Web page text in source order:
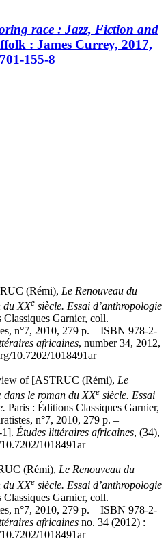
race : Jazz, Fiction and
: James Currey, 2017,
155-8
(Rémi), Le Renouveau du
du XXe siècle. Essai d’anthropologie
Classiques Garnier, coll.
n°7, 2010, 279 p. – ISBN 978-2-
africaines, number 34, 2012,
10.7202/1018491ar
of [ASTRUC (Rémi), Le
dans le roman du XXe siècle. Essai
Paris : Éditions Classiques Garnier,
n°7, 2010, 279 p. –
]. Études littéraires africaines, (34),
1018491ar
(Rémi), Le Renouveau du
du XXe siècle. Essai d’anthropologie
Classiques Garnier, coll.
n°7, 2010, 279 p. – ISBN 978-2-
africaines no. 34 (2012) :
1018491ar